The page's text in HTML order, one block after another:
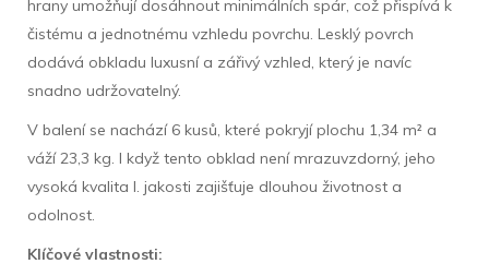
hrany umožňují dosáhnout minimálních spár, což přispívá k
čistému a jednotnému vzhledu povrchu. Lesklý povrch
dodává obkladu luxusní a zářivý vzhled, který je navíc
snadno udržovatelný.
V balení se nachází 6 kusů, které pokryjí plochu 1,34 m² a
váží 23,3 kg. I když tento obklad není mrazuvzdorný, jeho
vysoká kvalita I. jakosti zajišťuje dlouhou životnost a
odolnost.
Klíčové vlastnosti: